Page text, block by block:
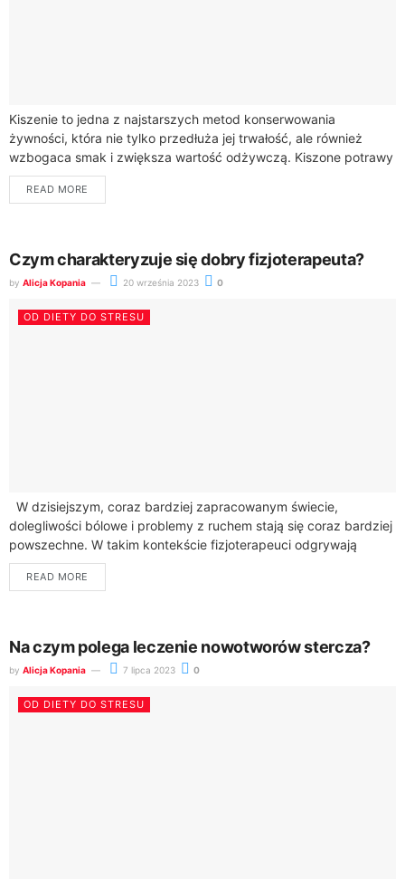
Kiszenie to jedna z najstarszych metod konserwowania
żywności, która nie tylko przedłuża jej trwałość, ale również
wzbogaca smak i zwiększa wartość odżywczą. Kiszone potrawy
są bogate w probiotyki, które wspomagają...
READ MORE
Czym charakteryzuje się dobry fizjoterapeuta?
by Alicja Kopania 20 września 2023 0
OD DIETY DO STRESU
W dzisiejszym, coraz bardziej zapracowanym świecie,
dolegliwości bólowe i problemy z ruchem stają się coraz bardziej
powszechne. W takim kontekście fizjoterapeuci odgrywają
kluczową rolę w poprawie jakości życia wielu...
READ MORE
Na czym polega leczenie nowotworów stercza?
by Alicja Kopania 7 lipca 2023 0
OD DIETY DO STRESU